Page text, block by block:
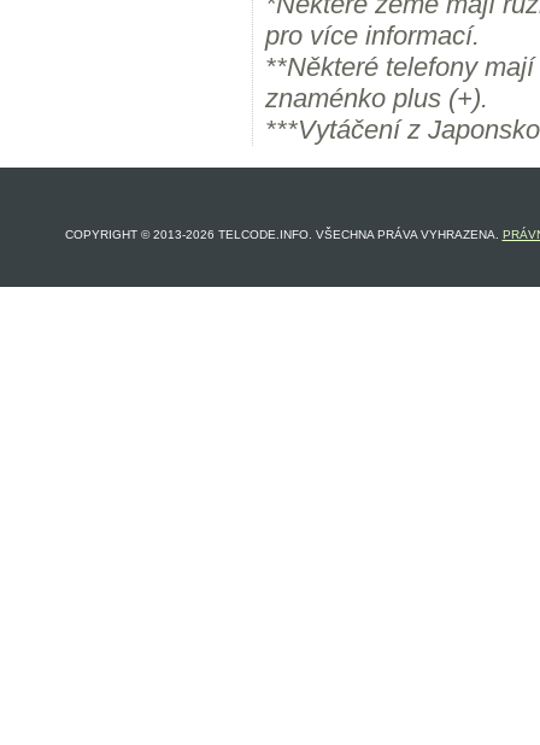
pro více informací.
**Některé telefony
znaménko plus (+).
***Vytáčení z
COPYRIGHT © 2013-2026 TELCODE.INFO. VŠECHNA PRÁVA VYHRAZENA.